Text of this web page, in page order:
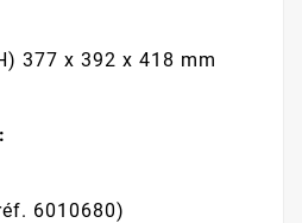
377 x 392 x 418 mm
6010680)